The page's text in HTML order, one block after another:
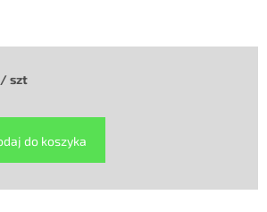
/ szt
do koszyka